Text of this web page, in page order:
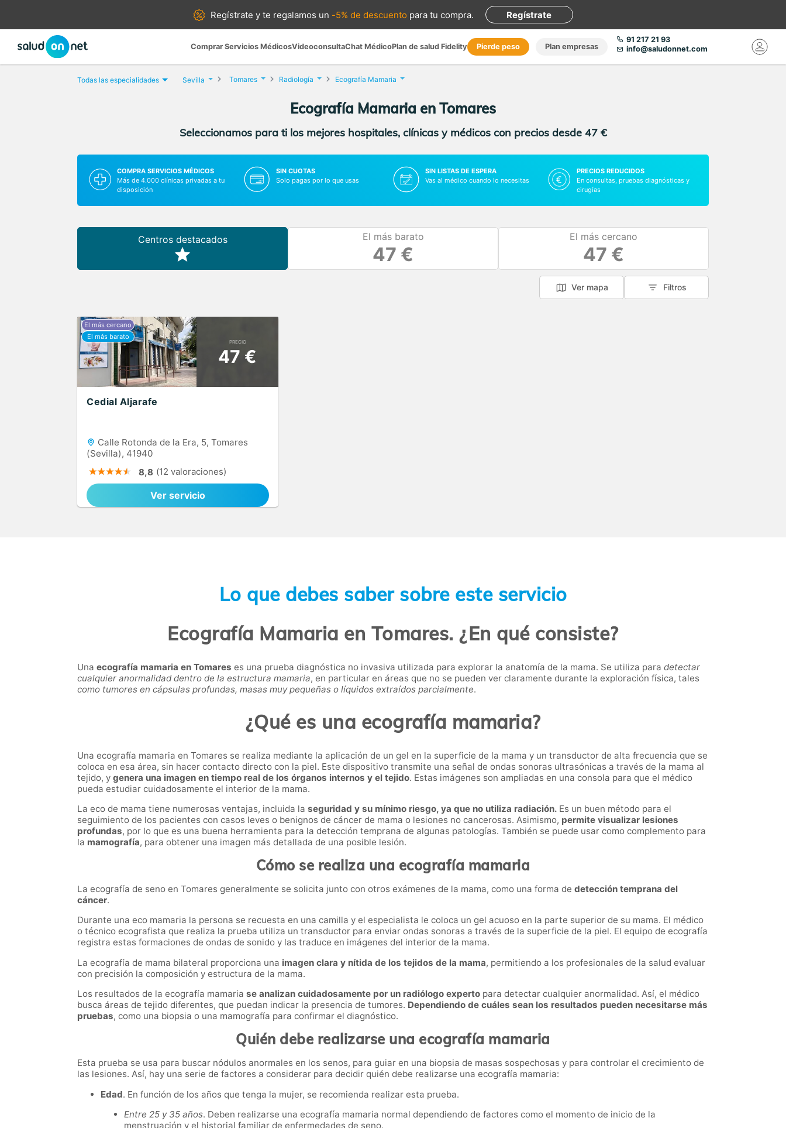
Regístrate yte regalamos un -5% de descuento para tu compra. Regístrate
Comprar Servicios MédicosVideoconsultaChat MédicoPlan de salud Fidelity Pierde peso Plan empresas
91 217 21 93
info@saludonnet.com
Todas las especialidades Sevilla Tomares Radiología Ecografía Mamaria
Ecografía Mamaria en Tomares
Seleccionamos para ti los mejores hospitales, clínicas y médicos con precios desde 47 €
COMPRA SERVICIOS MÉDICOS
Más de 4.000 clínicas privadas a tu
disposición
SIN CUOTAS
Solo pagas por lo que usas
SIN LISTAS DE ESPERA
Vas al médico cuando lo necesitas
PRECIOS REDUCIDOS
En consultas, pruebas diagnósticas y
cirugías
Centros destacados El más barato
47 €
El más cercano
47 €
Ver mapa Filtros
PRECIO
47 €
Cedial Aljarafe
Calle Rotonda de la Era, 5, Tomares
(Sevilla), 41940
8,8 (12 valoraciones)
Ver servicio
Lo que debes saber sobre este servicio
Ecografía Mamaria en Tomares. ¿En qué consiste?
Una ecografía mamaria en Tomares es una prueba diagnóstica no invasiva utilizada para explorar la anatomía de la mama. Se utiliza para detectar
cualquier anormalidad dentro de la estructura mamaria, en particular en áreas que no se pueden ver claramente durante la exploración física, tales
como tumores en cápsulas profundas, masas muy pequeñas o líquidos extraídos parcialmente.
¿Qué es una ecografía mamaria?
Una ecografía mamaria en Tomares se realiza mediante la aplicación de un gel en la superficie de la mama y un transductor de alta frecuencia que se
coloca en esa área, sin hacer contacto directo con la piel. Este dispositivo transmite una señal de ondas sonoras ultrasónicas a través de la mama al
tejido, y genera una imagen en tiempo real de los órganos internos y el tejido. Estas imágenes son ampliadas en una consola para que el médico
pueda estudiar cuidadosamente el interior de la mama.
La eco de mama tiene numerosas ventajas, incluida la seguridad y su mínimo riesgo, ya que no utiliza radiación. Es un buen método para el
seguimiento de los pacientes con casos leves o benignos de cáncer de mama o lesiones no cancerosas. Asimismo, permite visualizar lesiones
profundas, por lo que es una buena herramienta para la detección temprana de algunas patologías. También se puede usar como complemento para
la mamografía, para obtener una imagen más detallada de una posible lesión.
Cómo se realiza una ecografía mamaria
La ecografía de seno en Tomares generalmente se solicita junto con otros exámenes de la mama, como una forma de detección temprana del
cáncer.
Durante una eco mamaria la persona se recuesta en una camilla y el especialista le coloca un gel acuoso en la parte superior de su mama. El médico
o técnico ecografista que realiza la prueba utiliza un transductor para enviar ondas sonoras a través de la superficie de la piel. El equipo de ecografía
registra estas formaciones de ondas de sonido y las traduce en imágenes del interior de la mama.
La ecografía de mama bilateral proporciona una imagen clara y nítida de los tejidos de la mama, permitiendo a los profesionales de la salud evaluar
con precisión la composición y estructura de la mama.
Los resultados de la ecografía mamaria se analizan cuidadosamente por un radiólogo experto para detectar cualquier anormalidad. Así, el médico
busca áreas de tejido diferentes, que puedan indicar la presencia de tumores. Dependiendo de cuáles sean los resultados pueden necesitarse más
pruebas, como una biopsia o una mamografía para confirmar el diagnóstico.
Quién debe realizarse una ecografía mamaria
Esta prueba se usa para buscar nódulos anormales en los senos, para guiar en una biopsia de masas sospechosas y para controlar el crecimiento de
las lesiones. Así, hay una serie de factores a considerar para decidir quién debe realizarse una ecografía mamaria:
Edad. En función de los años que tenga la mujer, se recomienda realizar esta prueba.
Entre 25 y 35 años. Deben realizarse una ecografía mamaria normal dependiendo de factores como el momento de inicio de la
menstruación y el historial familiar de enfermedades de seno.